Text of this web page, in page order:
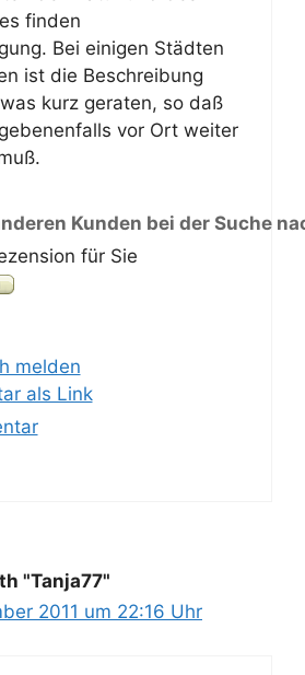
finden
Bei einigen Städten
ist die Beschreibung
kurz geraten, so daß
vor Ort weiter
Kunden bei der Suche
für Sie
melden
als Link
"Tanja77"
2011 um 22:16 Uhr